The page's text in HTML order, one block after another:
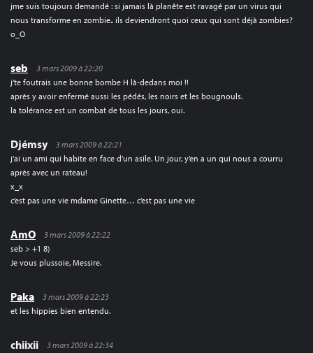
jme suis toujours demandé : si jamais là planête est ravagé par un virus qui
nous transforme en zombie.. ils deviendront quoi ceux qui sont déjà zombies?
o_O
seb
3 mars 2009 à 22:20
j’te foutrais une bonne bombe H là-dedans moi !!
après y avoir enfermé aussi les pédés, les noirs et les bougnouls.
la tolérance est un combat de tous les jours, oui.
Djémsy
3 mars 2009 à 22:21
j’ai un ami qui habite en face d’un asile. Un jour, y’en a un qui nous a courru
après avec un rateau!
x_x
c’est pas une vie mdame Ginette… c’est pas une vie
AmO
3 mars 2009 à 22:22
seb > +1 8)
Je vous plussoie, Messire.
Paka
3 mars 2009 à 22:23
et les hippies bien entendu.
chiixii
3 mars 2009 à 22:34